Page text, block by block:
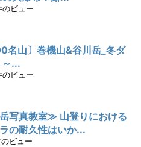
ビュー
名山〕巻機山&谷川岳_冬ダ
～...
ビュー
写真教室≫ 山登りにおける
の耐久性はいか...
ビュー